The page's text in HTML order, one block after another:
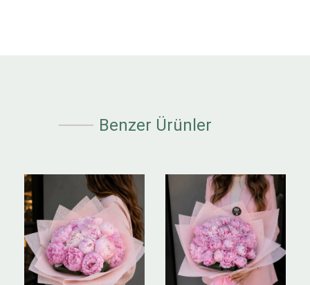
Benzer Ürünler